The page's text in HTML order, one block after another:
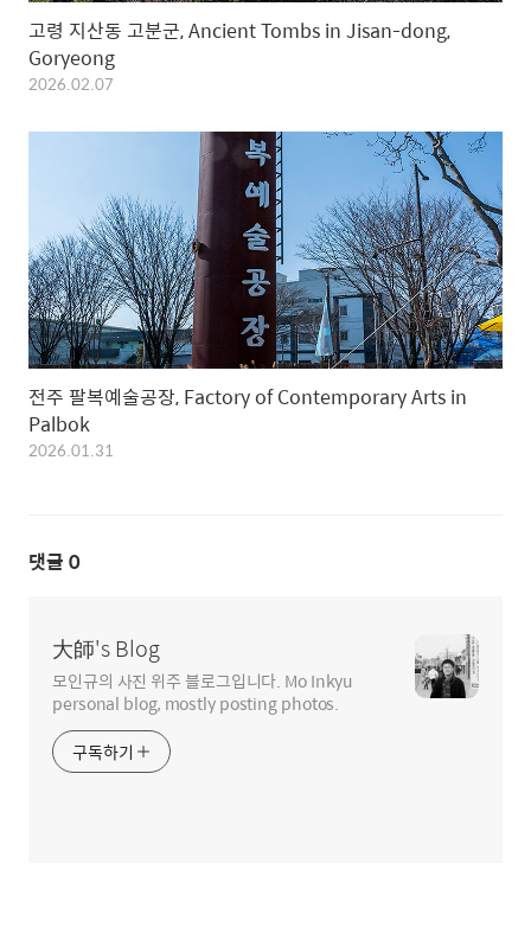
고령 지산동 고분군, Ancient Tombs in Jisan-dong,
Goryeong
2026.02.07
전주 팔복예술공장, Factory of Contemporary Arts in
Palbok
2026.01.31
댓글 0
大師's Blog
모인규의 사진 위주 블로그입니다. Mo Inkyu
personal blog, mostly posting photos.
구독하기